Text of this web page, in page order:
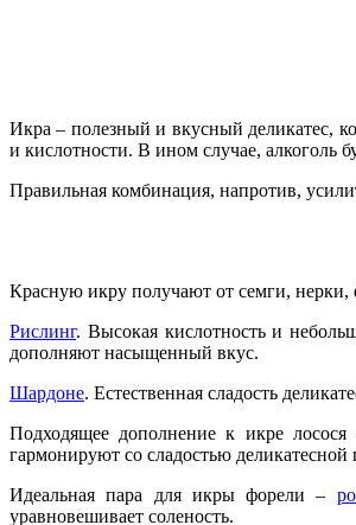
Икра – полезный и вкусный деликатес,
и кислотности. В ином случае, алкоголь
Правильная комбинация, напротив,
Красную икру получают от семги,
Рислинг. Высокая кислотность и
дополняют насыщенный вкус.
Шардоне. Естественная сладость
Подходящее дополнение к икре
гармонируют со сладостью деликатесной
Идеальная пара для икры форели –
уравновешивает соленость.